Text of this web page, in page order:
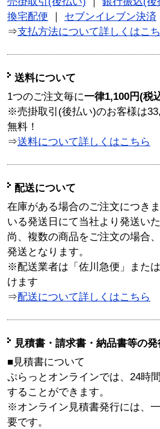
換宅配便
セブンイレブン決済
⇒支払方法について詳しくはこ
送料について
1つのご注文毎に一律1,100円(税
※売掛取引(後払い)のお客様は
無料！
⇒送料について詳しくはこちら
配送について
在庫がある場合のご注文につき
いる発送日にて当社より発送い
尚、複数の商品をご注文の場合
発送となります。
※配送業者は「佐川急便」また
けます
⇒配送について詳しくはこちら
見積書・請求書・納品書等の
■見積書について
ぷらっとオンラインでは、24時
することができます。
※オンライン見積書発行には、
要です。